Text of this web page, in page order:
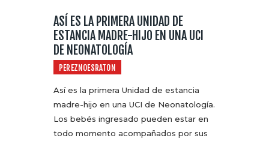
ASÍ ES LA PRIMERA UNIDAD DE
ESTANCIA MADRE-HIJO EN UNA UCI
DE NEONATOLOGÍA
PEREZNOESRATON
Así es la primera Unidad de estancia
madre-hijo en una UCI de Neonatología.
Los bebés ingresado pueden estar en
todo momento acompañados por sus